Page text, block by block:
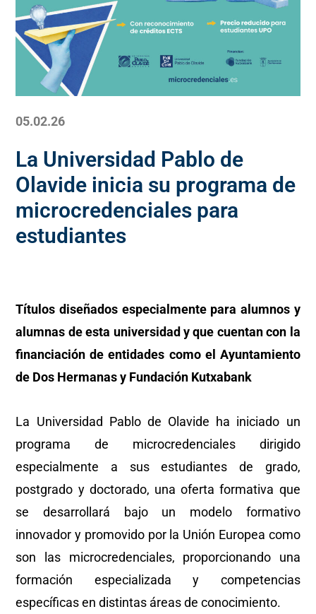
05.02.26
La Universidad Pablo de
Olavide inicia su programa de
microcredenciales para
estudiantes
Títulos diseñados especialmente para alumnos y
alumnas de esta universidad y que cuentan con la
financiación de entidades como el Ayuntamiento
de Dos Hermanas y Fundación Kutxabank
La Universidad Pablo de Olavide ha iniciado un
programa de microcredenciales dirigido
especialmente a sus estudiantes de grado,
postgrado y doctorado, una oferta formativa que
se desarrollará bajo un modelo formativo
innovador y promovido por la Unión Europea como
son las microcredenciales, proporcionando una
formación especializada y competencias
específicas en distintas áreas de conocimiento.